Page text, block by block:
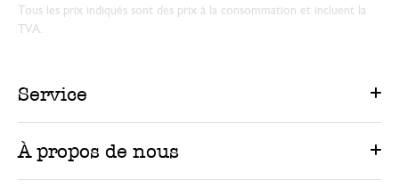
Tous les prix indiqués sont des prix à la consommation et incluent la
TVA.
Service
À propos de nous